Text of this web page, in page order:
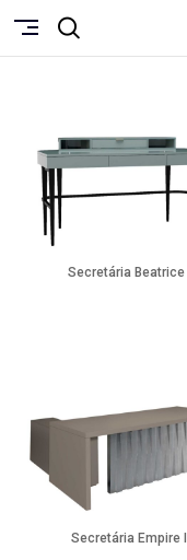
Secretária Beatrice I
Secretária Empire I